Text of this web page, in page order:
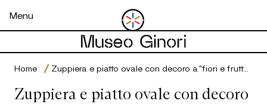
Open menu
Menu
Home Zuppiera e piatto ovale con decoro a “fiori e frutta sparse”
Zuppiera e piatto ovale con decoro